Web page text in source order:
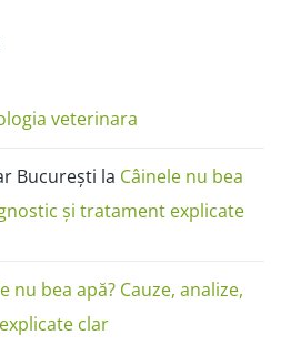
veterinara
București la Câinele nu bea
și tratament explicate
nu bea apă? Cauze, analize,
clar